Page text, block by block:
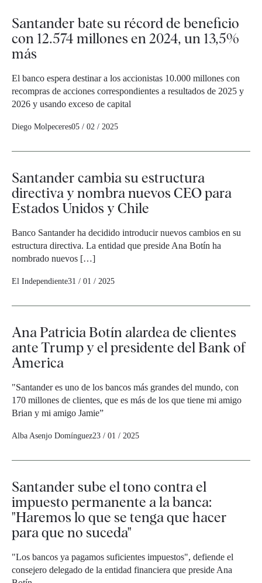
Santander bate su récord de beneficio
con 12.574 millones en 2024, un 13,5%
más
El banco espera destinar a los accionistas 10.000 millones con
recompras de acciones correspondientes a resultados de 2025 y
2026 y usando exceso de capital
Diego Molpeceres05 / 02 / 2025
Santander cambia su estructura
directiva y nombra nuevos CEO para
Estados Unidos y Chile
Banco Santander ha decidido introducir nuevos cambios en su
estructura directiva. La entidad que preside Ana Botín ha
nombrado nuevos […]
El Independiente31 / 01 / 2025
Ana Patricia Botín alardea de clientes
ante Trump y el presidente del Bank of
America
"Santander es uno de los bancos más grandes del mundo, con
170 millones de clientes, que es más de los que tiene mi amigo
Brian y mi amigo Jamie”
Alba Asenjo Domínguez23 / 01 / 2025
Santander sube el tono contra el
impuesto permanente a la banca:
"Haremos lo que se tenga que hacer
para que no suceda"
"Los bancos ya pagamos suficientes impuestos", defiende el
consejero delegado de la entidad financiera que preside Ana